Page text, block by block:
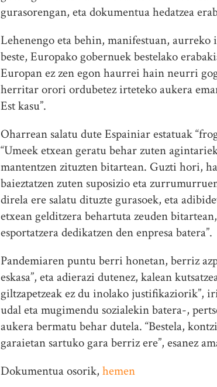
gurasorengan, eta dokumentua hedatzea
Lehenengo eta behin, manifestuan,
beste, Europako gobernuek bestelako
Europan ez zen egon haurrei hain neurri
herritar orori ordubetez irteteko aukera
Est kasu”.
Oharrean salatu dute Espainiar estatuak
“Umeek etxean geratu behar zuten
mantentzen zituzten bitartean. Guzti hori,
baieztatzen zuten suposizio eta
direla ere salatu dituzte gurasoek, eta
etxean gelditzera behartuta zeuden
esportatzera dedikatzen den enpresa batera”.
Pandemiaren puntu berri honetan, berriz
eskasa”, eta adierazi dutenez, kalean
giltzapetzeak ez du inolako justifikaziorik”,
udal eta mugimendu sozialekin batera-,
aukera bermatu behar dutela. “Bestela,
garaietan sartuko gara berriz ere”, esanez
Dokumentua osorik, hemen